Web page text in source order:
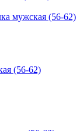
мужская (56-62)
(56-62)